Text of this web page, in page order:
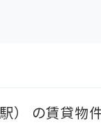
） の賃貸物